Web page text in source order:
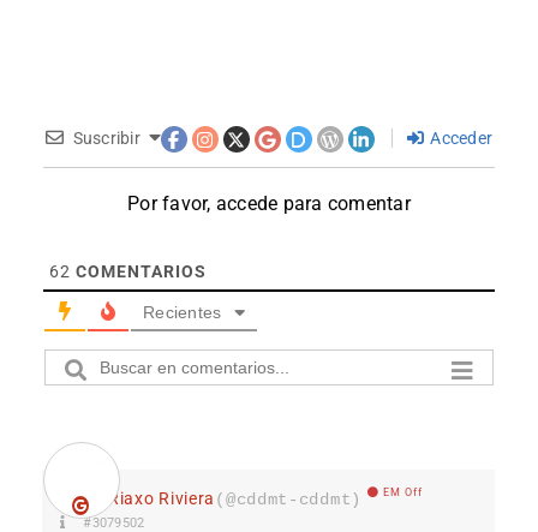
Suscribir Acceder
Por favor, accede para comentar
62 COMENTARIOS
Recientes
Riaxo Riviera (@cddmt-cddmt) EM Off
#3079502